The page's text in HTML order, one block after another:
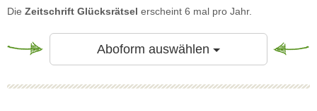
Glücksrätsel auch schwierige Knobelrätsel und Puzzlerätsel, die
ergänzt werden durch Wabenrätsel und Bastelgitter. Das
Besondere an der Glücksrätsel ist, dass für das richtige Lösen von
Rätseln ausgewählte, sehr hochwertige und begehrte Preise, wie
Bargeld, Traumreisen in alle Welt und Luxusgegenstände verlost
Die Zeitschrift Glücksrätsel erscheint 6 mal pro Jahr.
Aboform auswählen Toggle